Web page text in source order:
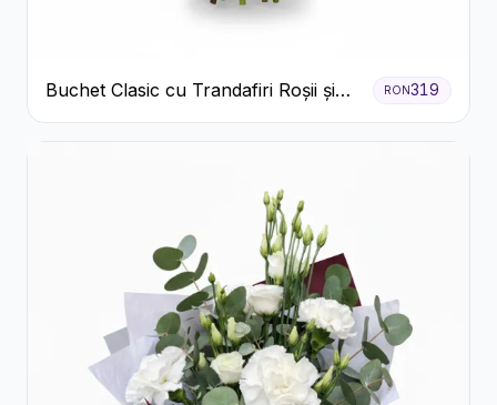
Buchet Clasic cu Trandafiri Roșii și
Gypsophila
RON319